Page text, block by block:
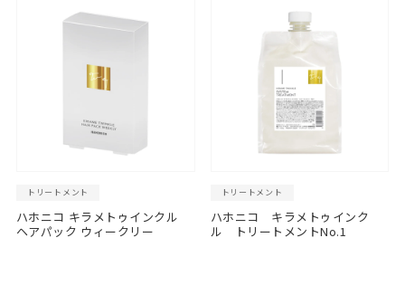
トリートメント
ハホニコ キラメトゥインクル
ヘアパック ウィークリー
トリートメント
ハホニコ キラメトゥインク
ル トリートメントNo.1